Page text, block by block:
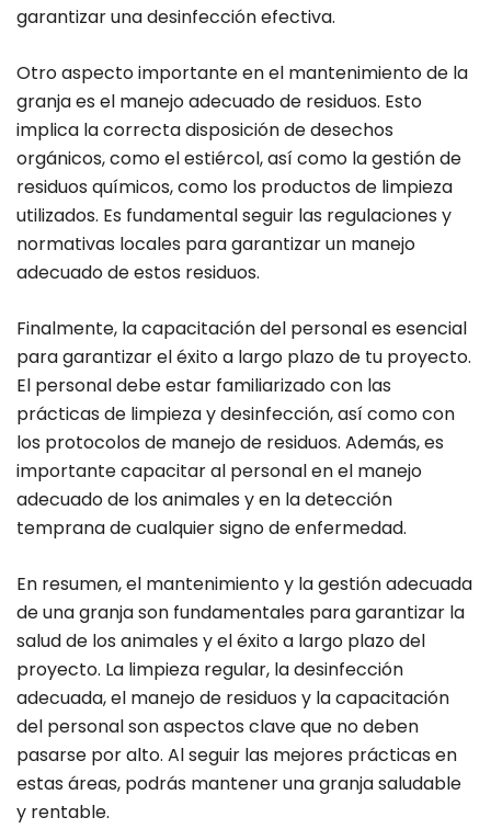
garantizar una desinfección efectiva.
Otro aspecto importante en el mantenimiento de la
granja es el manejo adecuado de residuos. Esto
implica la correcta disposición de desechos
orgánicos, como el estiércol, así como la gestión de
residuos químicos, como los productos de limpieza
utilizados. Es fundamental seguir las regulaciones y
normativas locales para garantizar un manejo
adecuado de estos residuos.
Finalmente, la capacitación del personal es esencial
para garantizar el éxito a largo plazo de tu proyecto.
El personal debe estar familiarizado con las
prácticas de limpieza y desinfección, así como con
los protocolos de manejo de residuos. Además, es
importante capacitar al personal en el manejo
adecuado de los animales y en la detección
temprana de cualquier signo de enfermedad.
En resumen, el mantenimiento y la gestión adecuada
de una granja son fundamentales para garantizar la
salud de los animales y el éxito a largo plazo del
proyecto. La limpieza regular, la desinfección
adecuada, el manejo de residuos y la capacitación
del personal son aspectos clave que no deben
pasarse por alto. Al seguir las mejores prácticas en
estas áreas, podrás mantener una granja saludable
y rentable.